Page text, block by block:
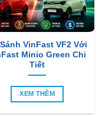
VinFast VF2 Với
Minio Green Chi
Tiết
XEM THÊM